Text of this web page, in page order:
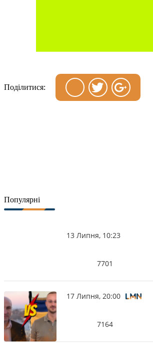
Поділитися:
Популярні
13 Липня, 10:23
7701
17 Липня, 20:00
7164